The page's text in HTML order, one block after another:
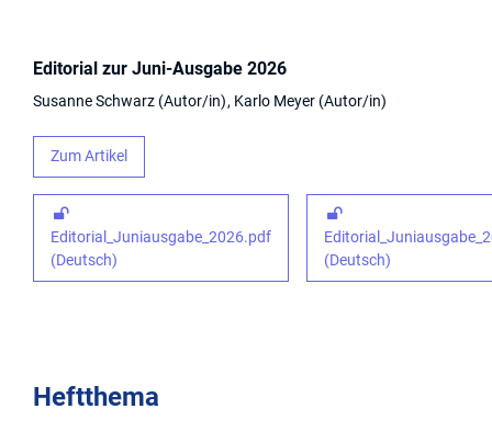
Editorial zur Juni-Ausgabe 2026
Susanne Schwarz Autor/in Karlo Meyer Autor/in
Zum Artikel
Editorial_Juniausgabe_2026.pdf
(Deutsch)
(Deutsch)
Heftthema